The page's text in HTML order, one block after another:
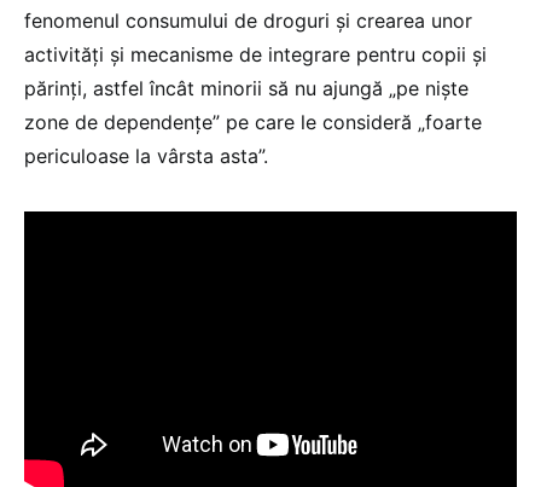
fenomenul consumului de droguri și crearea unor
activități și mecanisme de integrare pentru copii și
părinți, astfel încât minorii să nu ajungă „pe niște
zone de dependențe” pe care le consideră „foarte
periculoase la vârsta asta”.